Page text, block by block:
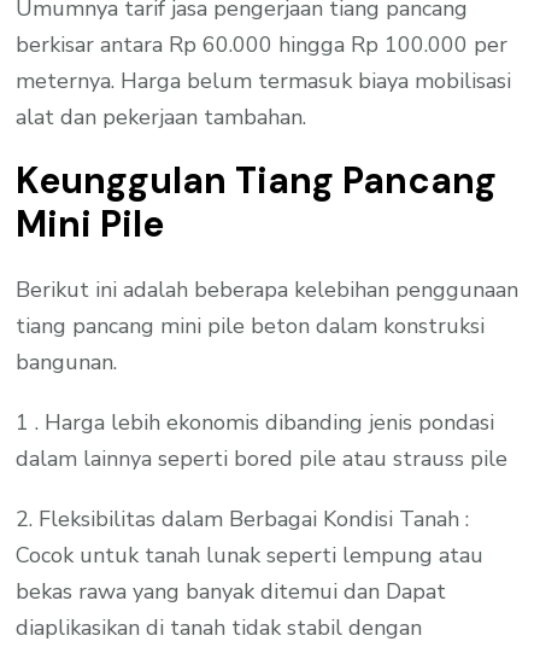
Umumnya tarif jasa pengerjaan tiang pancang
berkisar antara Rp 60.000 hingga Rp 100.000 per
meternya. Harga belum termasuk biaya mobilisasi
alat dan pekerjaan tambahan.
Keunggulan Tiang Pancang
Mini Pile
Berikut ini adalah beberapa kelebihan penggunaan
tiang pancang mini pile beton dalam konstruksi
bangunan.
1 . Harga lebih ekonomis dibanding jenis pondasi
dalam lainnya seperti bored pile atau strauss pile
2. Fleksibilitas dalam Berbagai Kondisi Tanah :
Cocok untuk tanah lunak seperti lempung atau
bekas rawa yang banyak ditemui dan Dapat
diaplikasikan di tanah tidak stabil dengan